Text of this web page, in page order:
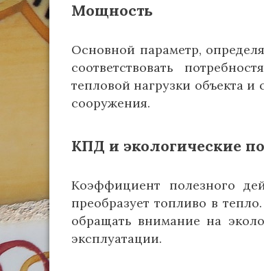
Мощность
Основной параметр,
соответствовать
тепловой нагрузки объекта и
сооружения.
КПД и экологические
Коэффициент полезного
преобразует топливо в
обращать внимание на
эксплуатации.